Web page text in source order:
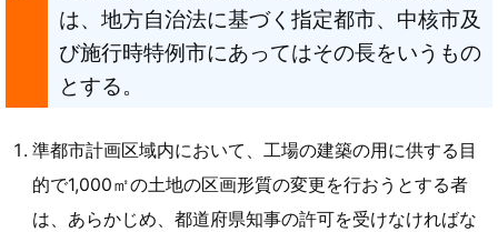
は、地方自治法に基づく指定都市、中核市及
び施行時特例市にあってはその長をいうもの
とする。
準都市計画区域内において、工場の建築の用に供する目
的で1,000㎡の土地の区画形質の変更を行おうとする者
は、あらかじめ、都道府県知事の許可を受けなければな